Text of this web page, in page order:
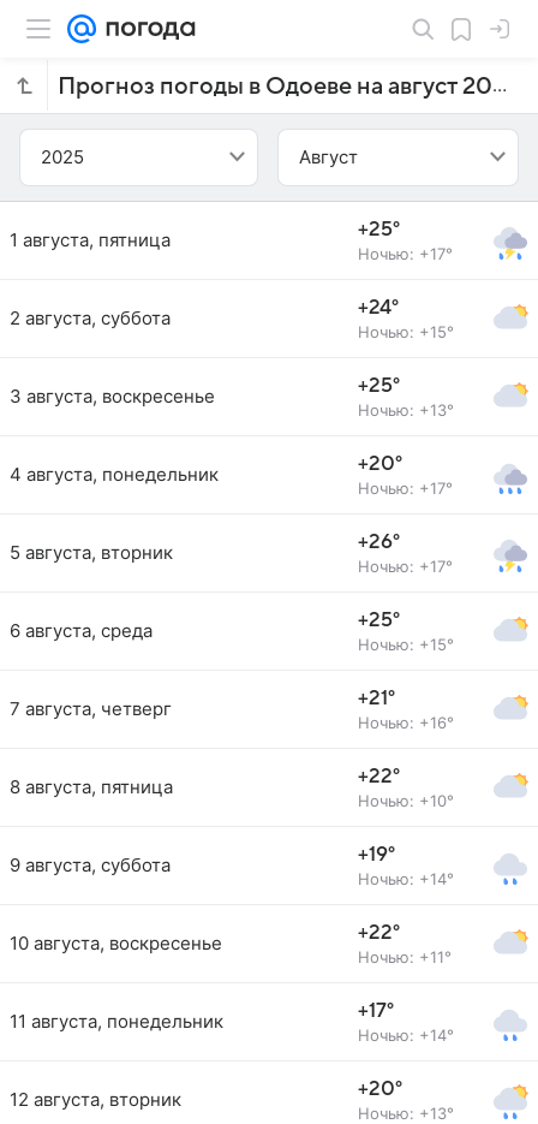
Прогноз погоды в Одоеве на август 2025 года
2025 Август
1 августа, пятница +25°
Ночью: +17°
2 августа, суббота +24°
Ночью: +15°
3 августа, воскресенье +25°
Ночью: +13°
4 августа, понедельник +20°
Ночью: +17°
5 августа, вторник +26°
Ночью: +17°
6 августа, среда +25°
Ночью: +15°
7 августа, четверг +21°
Ночью: +16°
8 августа, пятница +22°
Ночью: +10°
9 августа, суббота +19°
Ночью: +14°
10 августа, воскресенье +22°
Ночью: +11°
11 августа, понедельник +17°
Ночью: +14°
12 августа, вторник +20°
Ночью: +13°